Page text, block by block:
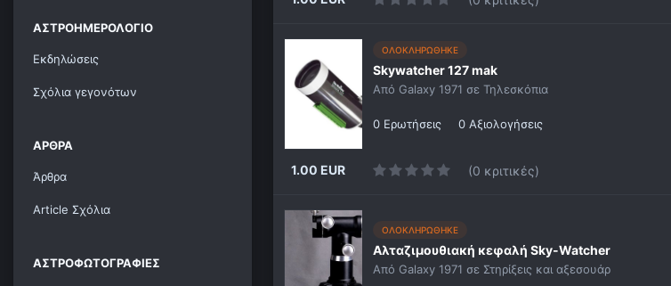
ΑΣΤΡΟΗΜΕΡΟΛΌΓΙΟ
Εκδηλώσεις
Σχόλια γεγονότων
ΆΡΘΡΑ
Άρθρα
Article Σχόλια
ΑΣΤΡΟΦΩΤΟΓΡΑΦΊΕΣ
1.00 EUR
ΟΛΟΚΛΗΡΩΘΗΚΕ
Skywatcher 127 mak
Από Galaxy 1971 σε Τηλεσκόπια
0 Ερωτήσεις 0 Αξιολογήσεις
(0 κριτικές)
ΟΛΟΚΛΗΡΩΘΗΚΕ
Αλταζιμουθιακή κεφαλή Sky-Watcher
Από Galaxy 1971 σε Στηρίξεις και αξεσουάρ